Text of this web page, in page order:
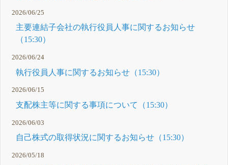
2026/06/25
主要連結子会社の執行役員人事に関するお知らせ
（15:30）
2026/06/24
執行役員人事に関するお知らせ（15:30）
2026/06/15
支配株主等に関する事項について（15:30）
2026/06/03
自己株式の取得状況に関するお知らせ（15:30）
2026/05/18